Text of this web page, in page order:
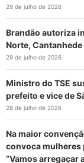
29 de julho de 2026
Brandão autoriza
Norte, Cantanhede
29 de julho de 2026
Ministro do TSE
prefeito e vice de
28 de julho de 2026
Na maior
convoca mulheres
“Vamos arregaçar